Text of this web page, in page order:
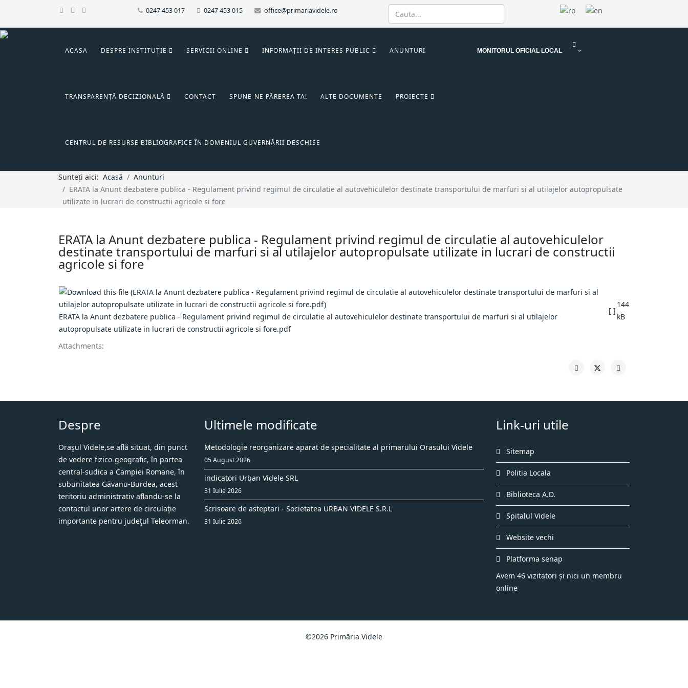
0247 453 017 0247 453 015 office@primariavidele.ro
ACASA DESPRE INSTITUȚIE SERVICII ONLINE INFORMAȚII DE INTERES PUBLIC ANUNTURI
TRANSPARENŢĂ DECIZIONALĂ CONTACT SPUNE-NE PĂREREA TA! ALTE DOCUMENTE PROIECTE
CENTRUL DE RESURSE BIBLIOGRAFICE ÎN DOMENIUL GUVERNĂRII DESCHISE
MONITORUL OFICIAL LOCAL
Sunteți aici: Acasă
Anunturi
ERATA la Anunt dezbatere publica - Regulament privind regimul de circulatie al autovehiculelor destinate transportului de marfuri si al utilajelor autopropulsate
utilizate in lucrari de constructii agricole si fore
ERATA la Anunt dezbatere publica - Regulament privind regimul de circulatie al autovehiculelor
destinate transportului de marfuri si al utilajelor autopropulsate utilizate in lucrari de constructii
agricole si fore
Attachments:
ERATA la Anunt dezbatere publica - Regulament privind regimul de circulatie al autovehiculelor destinate transportului de marfuri si al utilajelor
autopropulsate utilizate in lucrari de constructii agricole si fore.pdf
[ ]
144
kB
Despre
Oraşul Videle,se află situat, din punct
de vedere fizico-geografic, în partea
central-sudica a Campiei Romane, în
subunitatea Găvanu-Burdea, acest
teritoriu administrativ aflandu-se la
contactul unor artere de circulaţie
importante pentru judeţul Teleorman.
Ultimele modificate
Metodologie reorganizare aparat de specialitate al primarului Orasului Videle
05 August 2026
indicatori Urban Videle SRL
31 Iulie 2026
Scrisoare de asteptari - Societatea URBAN VIDELE S.R.L
31 Iulie 2026
Link-uri utile
Sitemap
Politia Locala
Biblioteca A.D.
Spitalul Videle
Website vechi
Platforma senap
Avem 46 vizitatori și nici un membru
online
©2026 Primăria Videle